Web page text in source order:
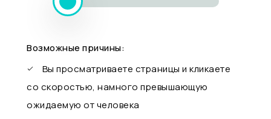
Возможные причины:
Вы просматриваете страницы и кликаете
со скоростью, намного превышающую
ожидаемую от человека